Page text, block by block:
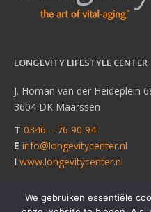
LONGEVITY LIFESTYLE CENTER
J. Homan van der Heideplein
3604 DK Maarssen
T 0346 – 76 90 94
E info@longevitycenter.nl
I www.longevitycenter.nl
We gebruiken essentiële